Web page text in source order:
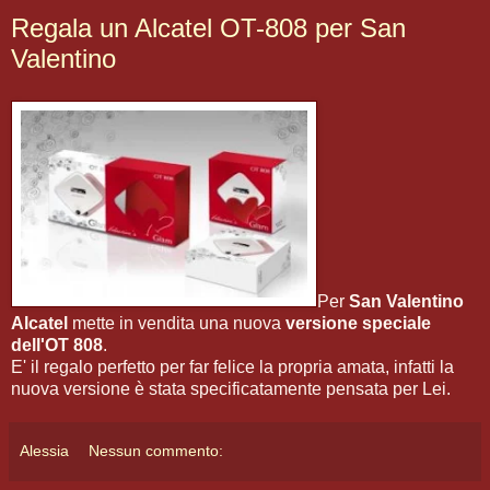
Regala un Alcatel OT-808 per San
Valentino
Per San Valentino
Alcatel mette in vendita una nuova versione speciale
dell'OT 808.
E' il regalo perfetto per far felice la propria amata, infatti la
nuova versione è stata specificatamente pensata per Lei.
Alessia Nessun commento: